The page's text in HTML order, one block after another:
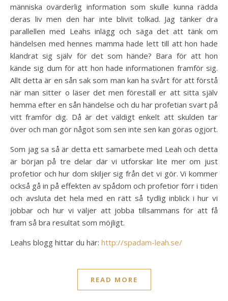
människa ovärderlig information som skulle kunna rädda
deras liv men den har inte blivit tolkad. Jag tänker dra
parallellen med Leahs inlägg och säga det att tänk om
händelsen med hennes mamma hade lett till att hon hade
klandrat sig själv för det som hände? Bara för att hon
kände sig dum för att hon hade informationen framför sig.
Allt detta är en sån sak som man kan ha svårt för att förstå
när man sitter o läser det men föreställ er att sitta själv
hemma efter en sån händelse och du har profetian svart på
vitt framför dig. Då är det väldigt enkelt att skulden tar
över och man gör något som sen inte sen kan göras ogjort.
Som jag sa så är detta ett samarbete med Leah och detta
är början på tre delar där vi utforskar lite mer om just
profetior och hur dom skiljer sig från det vi gör. Vi kommer
också gå in på effekten av spådom och profetior förr i tiden
och avsluta det hela med en rätt så tydlig inblick i hur vi
jobbar och hur vi väljer att jobba tillsammans för att få
fram så bra resultat som möjligt.
Leahs blogg hittar du här: http://spadam-leah.se/
READ MORE